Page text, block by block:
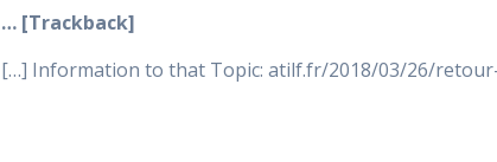
… [Trackback]
[…] Information to that Topic: atilf.fr/2018/03/26/